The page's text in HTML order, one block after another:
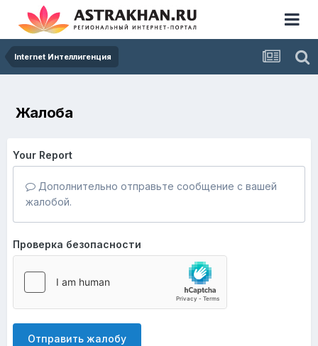
Internet Интеллигенция
Жалоба
Your Report
Дополнительно отправьте сообщение с вашей
жалобой.
Проверка безопасности
Отправить жалобу